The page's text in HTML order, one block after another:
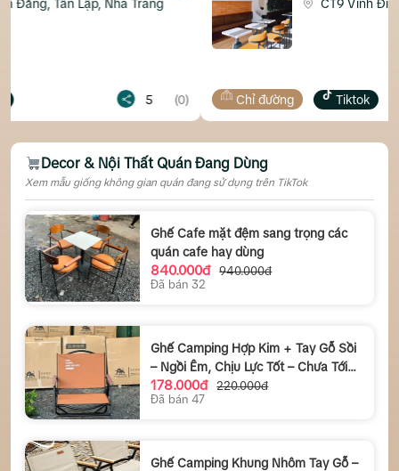
5
CT9 Vĩnh Điềm Trung Nha Trang
Chỉ đường Tiktok
Decor & Nội Thất Quán Đang Dùng
Xem mẫu giống không gian quán đang sử dụng trên TikTok
Ghế Cafe mặt đệm sang trọng các
quán cafe hay dùng
840.000đ
940.000đ
Đã bán 32
Ghế Camping Hợp Kim + Tay Gỗ Sồi
– Ngồi Êm, Chịu Lực Tốt – Chưa Tới
180K
178.000đ
220.000đ
Đã bán 47
Ghế Camping Khung Nhôm Tay Gỗ –